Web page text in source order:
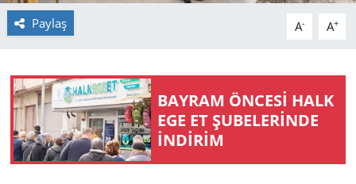
Paylaş A- A+
BAYRAM ÖNCESİ HALK
EGE ET ŞUBELERİNDE
İNDİRİM
SİYASET
Yerel